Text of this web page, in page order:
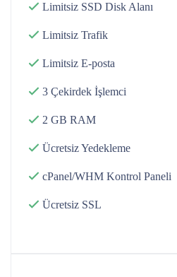
Limitsiz SSD Disk Alanı
Limitsiz Trafik
Limitsiz E-posta
3 Çekirdek İşlemci
2 GB RAM
ÜcretsizYedekleme
cPanel/WHM Kontrol Paneli
Ücretsiz SSL